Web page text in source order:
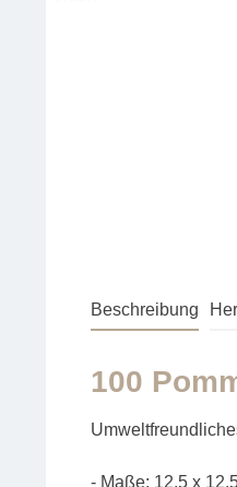
Beschreibung
100
- Maße: 12,5 x